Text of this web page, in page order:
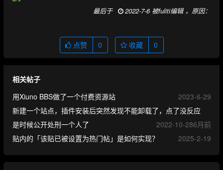
最后于 2022-7-6 被fuliti编辑 ，原因：
点赞 0 收藏 0
相关帖子
用Xiuno BBS做了一个付费资源站
2023-6-29
新建一个站点，插件安装后突然发现不能卸载了，点了没反应
6月前
是时候公开处刑一个人了
2022-10-28
贴内的「该贴已被设置为热门帖」是如何实现？
2025-2-19